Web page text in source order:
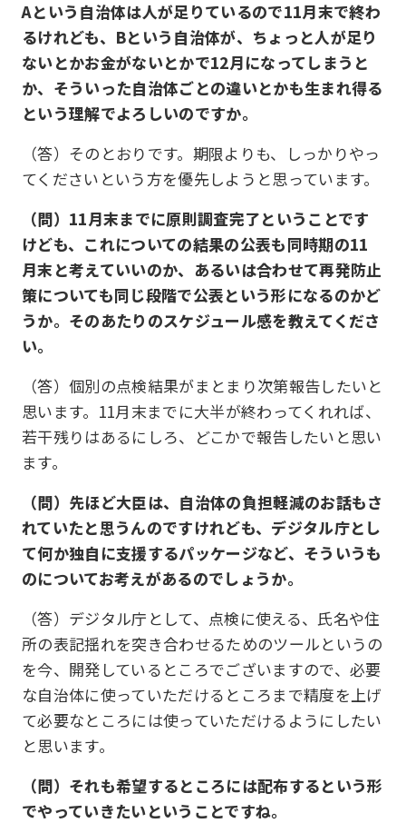
Aという自治体は人が足りているので11月末で終わ
るけれども、Bという自治体が、ちょっと人が足り
ないとかお金がないとかで12月になってしまうと
か、そういった自治体ごとの違いとかも生まれ得る
という理解でよろしいのですか。
（答）そのとおりです。期限よりも、しっかりやっ
てくださいという方を優先しようと思っています。
（問）11月末までに原則調査完了ということです
けども、これについての結果の公表も同時期の11
月末と考えていいのか、あるいは合わせて再発防止
策についても同じ段階で公表という形になるのかど
うか。そのあたりのスケジュール感を教えてくださ
い。
（答）個別の点検結果がまとまり次第報告したいと
思います。11月末までに大半が終わってくれれば、
若干残りはあるにしろ、どこかで報告したいと思い
ます。
（問）先ほど大臣は、自治体の負担軽減のお話もさ
れていたと思うんのですけれども、デジタル庁とし
て何か独自に支援するパッケージなど、そういうも
のについてお考えがあるのでしょうか。
（答）デジタル庁として、点検に使える、氏名や住
所の表記揺れを突き合わせるためのツールというの
を今、開発しているところでございますので、必要
な自治体に使っていただけるところまで精度を上げ
て必要なところには使っていただけるようにしたい
と思います。
（問）それも希望するところには配布するという形
でやっていきたいということですね。